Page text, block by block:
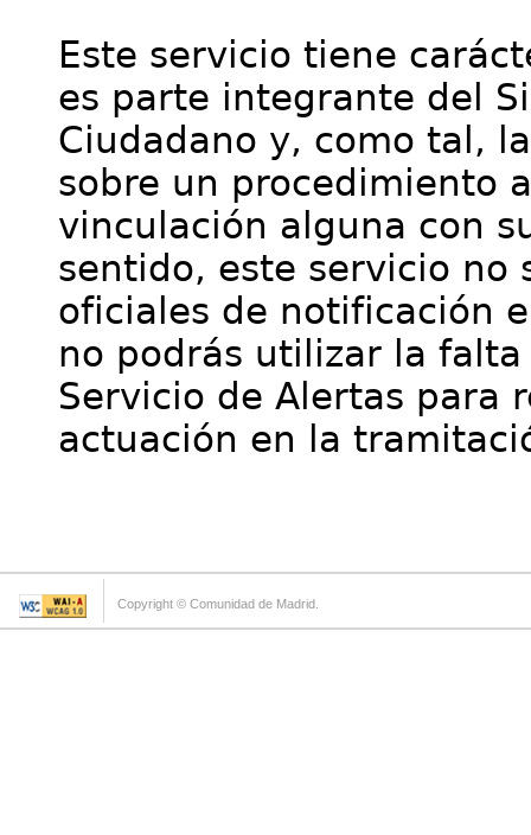
Este servicio tiene
es parte integrante del
Ciudadano y, como tal,
sobre un procedimiento
vinculación alguna con
sentido, este servicio no
oficiales de notificación
no podrás utilizar la
Servicio de Alertas para
actuación en la
Copyright © Comunidad de Madrid.